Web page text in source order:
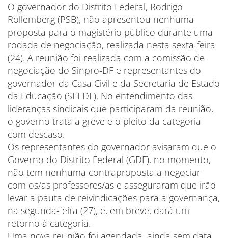
O governador do Distrito Federal, Rodrigo
Rollemberg (PSB), não apresentou nenhuma
proposta para o magistério público durante uma
rodada de negociação, realizada nesta sexta-feira
(24). A reunião foi realizada com a comissão de
negociação do Sinpro-DF e representantes do
governador da Casa Civil e da Secretaria de Estado
da Educação (SEEDF). No entendimento das
lideranças sindicais que participaram da reunião,
o governo trata a greve e o pleito da categoria
com descaso.
Os representantes do governador avisaram que o
Governo do Distrito Federal (GDF), no momento,
não tem nenhuma contraproposta a negociar
com os/as professores/as e asseguraram que irão
levar a pauta de reivindicações para a governança,
na segunda-feira (27), e, em breve, dará um
retorno à categoria.